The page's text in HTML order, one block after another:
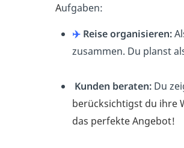
Aufgaben:
✈️ Reise organisieren:
zusammen. Du planst
️ Kunden beraten: Du
berücksichtigst du ihre
das perfekte Angebot!